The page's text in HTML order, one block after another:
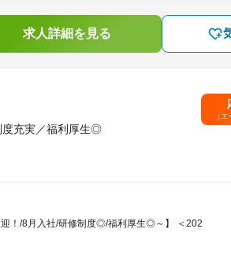
求人詳細を見る
度充実／福利厚生◎
（
迎！/8月入社/研修制度◎/福利厚生◎～】 ＜202